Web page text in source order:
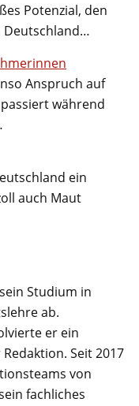
Potenzial, den
Deutschland…
Anspruch auf
während
ein
auch Maut
Studium in
ab.
er ein
Seit 2017
von
fachliches